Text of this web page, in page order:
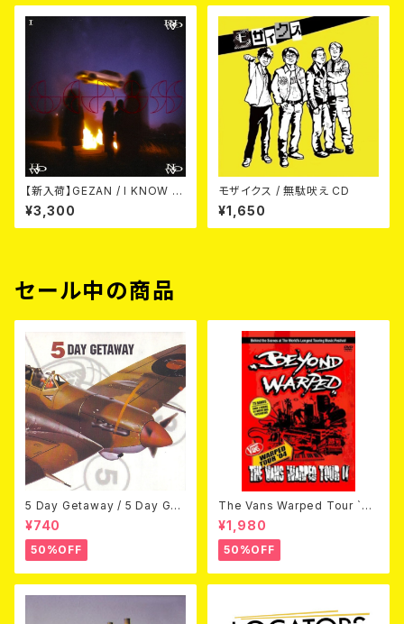
【新入荷】GEZAN / I KNOW H
OW NOW (CD)
¥3,300
モザイクス / 無駄吠え CD
¥1,650
セール中の商品
5 Day Getaway / 5 Day Get
away (CDEP)
¥740
50%OFF
The Vans Warped Tour `04
Beyond Warped (国内盤DV
D)
¥1,980
50%OFF